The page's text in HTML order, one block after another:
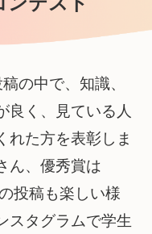
の中で、知識、
良く、見ている人
れた方を表彰しま
ん、優秀賞は
投稿も楽しい様
スタグラムで学生